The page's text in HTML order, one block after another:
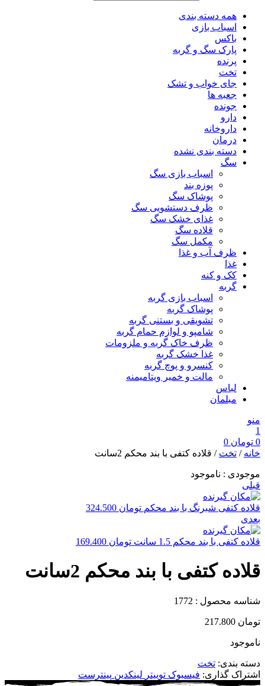
همه دسته بندی
اسباب بازی
باکس
پارک سگ و گربه
پرنده
تخت
جای خواب و تشک
جعبه ها
جونده
دارو
داروخانه
درمان
دسته بندی نشده
سگ
اسباب بازی سگ
پوزه بند
پوشاک سگ
ظرف دستشویی سگ
غذای خشک سگ
قلاده سگ
مکمل سگ
ظرف آب و غذا
غذا
کک و کنه
گربه
اسباب بازی گربه
پوشاک گربه
تشویقی و بستنی گربه
شامپو و لوازم حمام گربه
ظرف خاک گربه و ملزومات
غذا خشک گربه
کنسرو و پوچ گربه
مالت و خمیر ویتامیمنه
لباس
مبلمان
منو
1
0 تومان
خانه / تخت / قلاده کتفی با بند محکم 2سانت
موجودی : ناموجود
قبلی
قلاده کتفی شبرنگ با بند محکم تومان
بعدی
قلاده کتفی با بند محکم 1.5 سانت تومان
قلاده کتفی با بند محکم 2سانت
شناسه محصول : 1772
تومان
ناموجود
دسته بندی: تخت
اشتراک گذاری: فیسبوک توییتر لینکدین پینترست